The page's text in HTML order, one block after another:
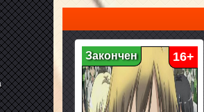
Закончен 16+